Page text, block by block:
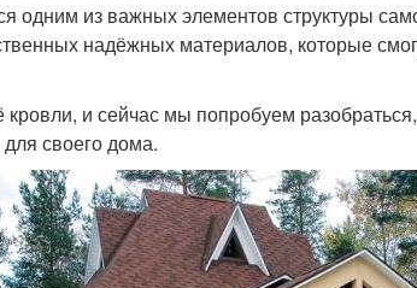
одним из важных элементов структуры
надёжных материалов, которые
и сейчас мы попробуем
своего дома.